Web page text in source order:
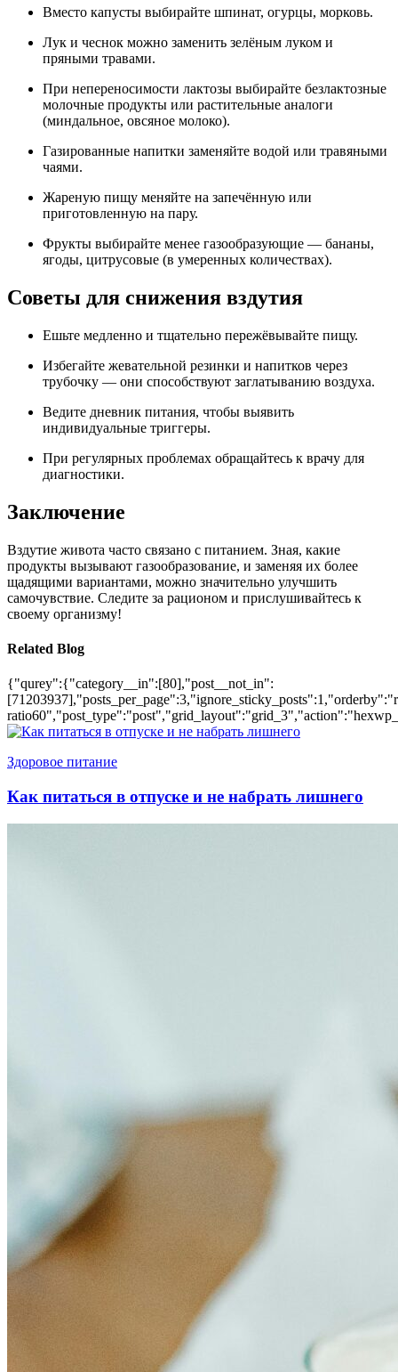
Вместо капусты выбирайте шпинат, огурцы, морковь.
Лук и чеснок можно заменить зелёным луком и
пряными травами.
При непереносимости лактозы выбирайте безлактозные
молочные продукты или растительные аналоги
(миндальное, овсяное молоко).
Газированные напитки заменяйте водой или травяными
чаями.
Жареную пищу меняйте на запечённую или
приготовленную на пару.
Фрукты выбирайте менее газообразующие — бананы,
ягоды, цитрусовые (в умеренных количествах).
Советы для снижения вздутия
Ешьте медленно и тщательно пережёвывайте пищу.
Избегайте жевательной резинки и напитков через
трубочку — они способствуют заглатыванию воздуха.
Ведите дневник питания, чтобы выявить
индивидуальные триггеры.
При регулярных проблемах обращайтесь к врачу для
диагностики.
Заключение
Вздутие живота часто связано с питанием. Зная, какие
продукты вызывают газообразование, и заменяя их более
щадящими вариантами, можно значительно улучшить
самочувствие. Следите за рационом и прислушивайтесь к
своему организму!
Related Blog
{"qurey":{"category__in":[80],"post__not_in":
Здоровое питание
Как питаться в отпуске и не набрать лишнего